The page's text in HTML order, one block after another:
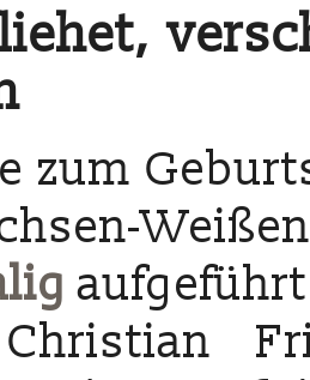
zum
aufgeführt